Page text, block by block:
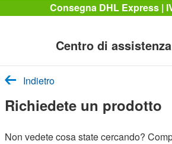
Consegna DHL Express |
Centro di
Indietro
Richiedete un prodotto
Non vedete cosa state cercando?